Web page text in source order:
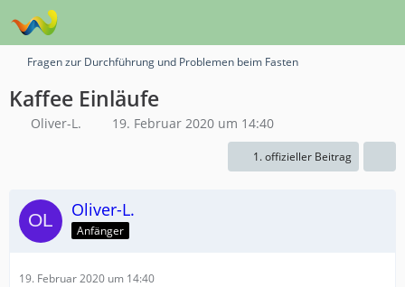
Fragen zur Durchführung und Problemen beim Fasten
Kaffee Einläufe
Oliver-L. 19. Februar 2020 um 14:40
1. offizieller Beitrag
Oliver-L.
Anfänger
19. Februar 2020 um 14:40